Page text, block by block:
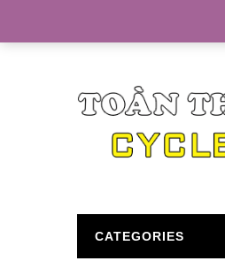
CATEGORIES